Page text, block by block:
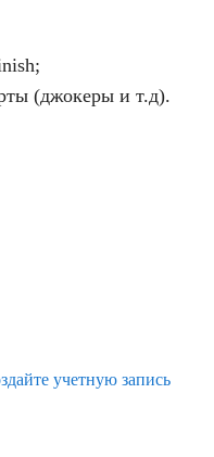
(джокеры и т.д).
учетную запись